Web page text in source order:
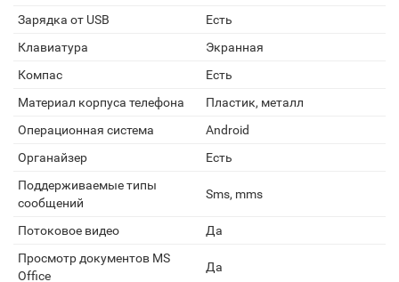
Зарядка от USB
Есть
Клавиатура
Экранная
Компас
Есть
Материал корпуса телефона
Пластик, металл
Операционная система
Android
Органайзер
Есть
Поддерживаемые типы
сообщений
Sms, mms
Потоковое видео
Да
Просмотр документов MS
Office
Да